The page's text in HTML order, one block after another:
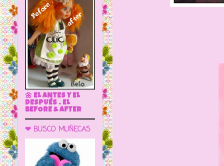
🌼 EL ANTES Y EL
DESPUÉS . EL
BEFORE & AFTER
❤ BUSCO MUÑECAS